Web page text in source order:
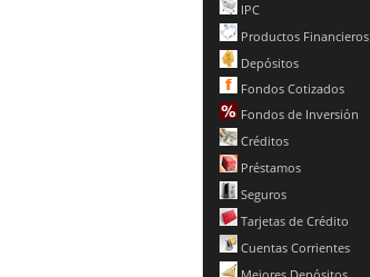
IPC
Productos Financieros
Depósitos
Fondos Cotizados
Fondos de Inversión
Créditos
Préstamos
Seguros
Tarjetas de Crédito
Cuentas Corrientes